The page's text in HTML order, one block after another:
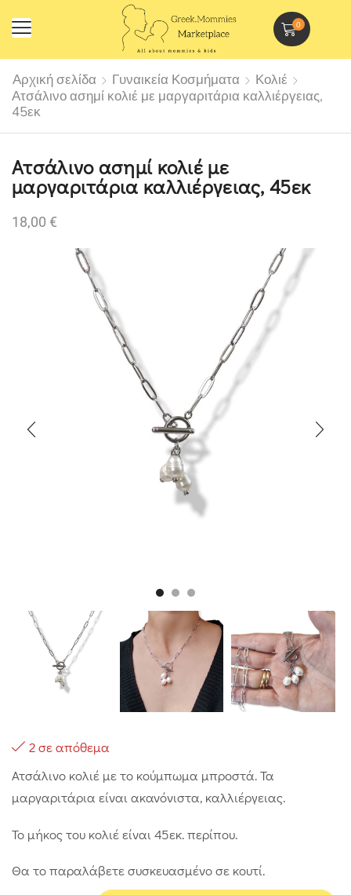
0
Αρχική σελίδα Γυναικεία Κοσμήματα
Κολιέ
Ατσάλινο ασημί κολιέ με μαργαριτάρια καλλιέργειας,
45εκ
Ατσάλινο ασημί κολιέ με
μαργαριτάρια καλλιέργειας, 45εκ
18,00 €
2 σε απόθεμα
Ατσάλινο κολιέ με το κούμπωμα μπροστά. Τα
μαργαριτάρια είναι ακανόνιστα, καλλιέργειας.
Το μήκος του κολιέ είναι 45εκ. περίπου.
Θα το παραλάβετε συσκευασμένο σε κουτί.